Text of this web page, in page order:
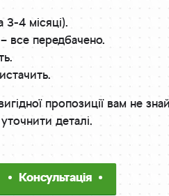
4 місяці).
все передбачено.
пропозиції вам не
деталі.
Консультація